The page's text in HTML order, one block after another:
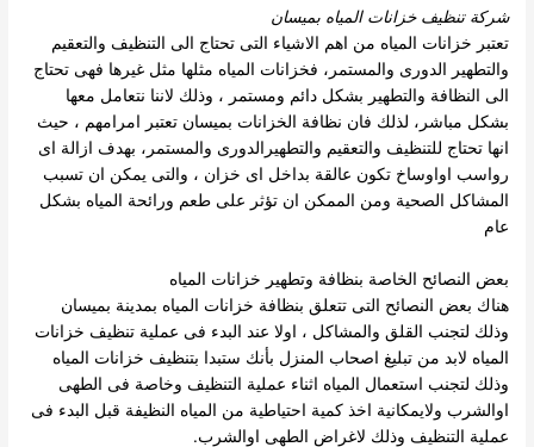
شركة تنظيف خزانات المياه بميسان
تعتبر خزانات المياه من اهم الاشياء التى تحتاج الى التنظيف والتعقيم
والتطهير الدورى والمستمر، فخزانات المياه مثلها مثل غيرها فهى تحتاج
الى النظافة والتطهير بشكل دائم ومستمر ، وذلك لاننا نتعامل معها
بشكل مباشر، لذلك فان نظافة الخزانات بميسان تعتبر امرامهم ، حيث
انها تحتاج للتنظيف والتعقيم والتطهيرالدورى والمستمر، بهدف ازالة اى
رواسب اواوساخ تكون عالقة بداخل اى خزان ، والتى يمكن ان تسبب
المشاكل الصحية ومن الممكن ان تؤثر على طعم ورائحة المياه بشكل
عام
بعض النصائح الخاصة بنظافة وتطهير خزانات المياه
هناك بعض النصائح التى تتعلق بنظافة خزانات المياه بمدينة بميسان
وذلك لتجنب القلق والمشاكل ، اولا عند البدء فى عملية تنظيف خزانات
المياه لابد من تبليغ اصحاب المنزل بأنك ستبدا بتنظيف خزانات المياه
وذلك لتجنب استعمال المياه اثناء عملية التنظيف وخاصة فى الطهى
اوالشرب ولايمكانية اخذ كمية احتياطية من المياه النظيفة قبل البدء فى
عملية التنظيف وذلك لاغراض الطهى اوالشرب.